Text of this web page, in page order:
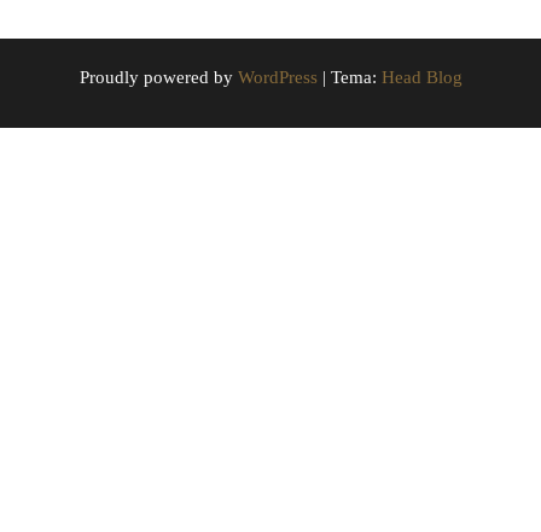
Proudly powered by WordPress | Tema: Head Blog